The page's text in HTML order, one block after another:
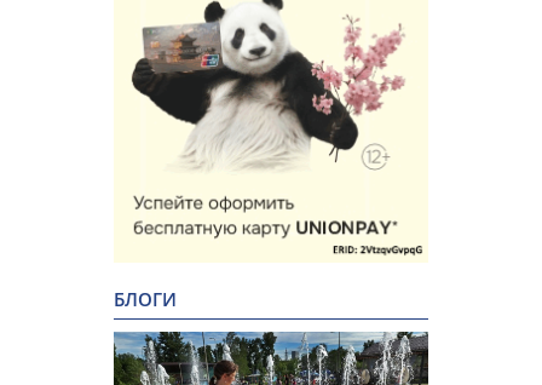
БЛОГИ